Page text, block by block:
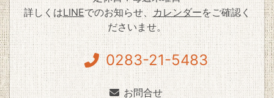
詳しくはLINEでのお知らせ、 カレンダーをご確認く
ださいませ。
0283-21-5483
お問合せ